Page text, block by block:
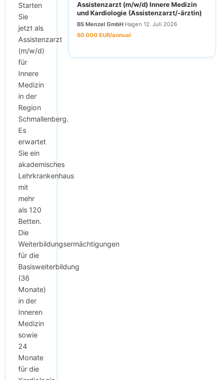
Starten
Sie
jetzt als
Assistenzarzt
(m/w/d)
für
Innere
Medizin
in der
Region
Schmallenberg.
Es
erwartet
Sie ein
akademisches
Lehrkrankenhaus
mit
mehr
als 120
Betten.
Die
Weiterbildungsermächtigungen
für die
Basisweiterbildung
(36
Monate)
in der
Inneren
Medizin
sowie
24
Monate
für die
Assistenzarzt (m/w/d) Innere Medizin
und Kardiologie (Assistenzarzt/-ärztin)
BS Menzel GmbH·Hagen·12. Juli 2026
60.000 EUR/annual